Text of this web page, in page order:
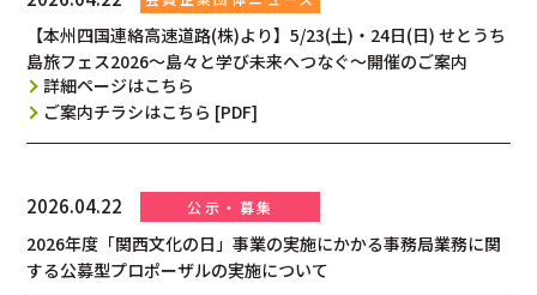
【本州四国連絡高速道路(株)より】5/23(土)・24日(日) せとうち
島旅フェス2026～島々と学び未来へつなぐ～開催のご案内
詳細ページはこちら
ご案内チラシはこちら [PDF]
2026.04.22
2026年度「関西文化の日」事業の実施にかかる事務局業務に関
する公募型プロポーザルの実施について